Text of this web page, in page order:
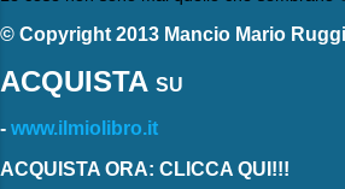
© Copyright 2013 Mancio Mario
ACQUISTA SU
- www.ilmiolibro.it
ACQUISTA ORA: CLICCA QUI!!!